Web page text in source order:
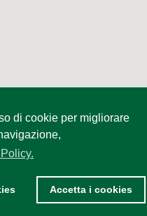
di cookie per migliorare
Accetta i cookies